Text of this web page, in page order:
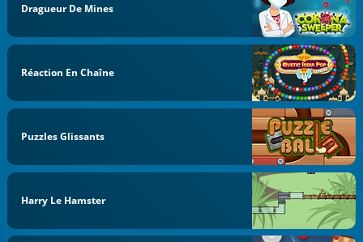
Dragueur De Mines
Réaction En Chaîne
Puzzles Glissants
Harry Le Hamster